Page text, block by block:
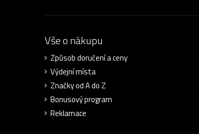
Vše o nákupu
Způsob doručení a ceny
Výdejní místa
Značky od A do Z
Bonusový program
Reklamace